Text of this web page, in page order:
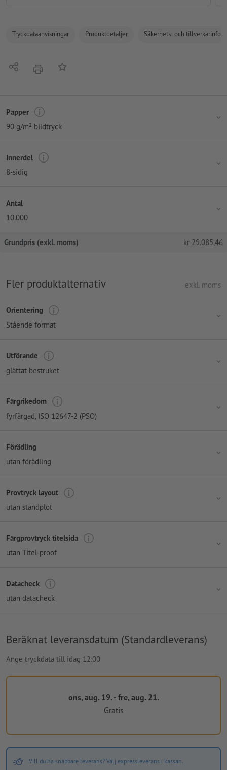
Tryckdataanvisningar Produktdetaljer Säkerhets- och
Dela erbjudandePå anteckningslistan
Papper
90 g/m² bildtryck
Innerdel
8-sidig
Antal
10.000
Grundpris (exkl. moms) kr 29.085,46
Fler produktalternativ exkl. moms
Orientering
Stående format
Utförande
glättat bestruket
Färgrikedom
fyrfärgad, ISO 12647-2 (PSO)
Förädling
utan förädling
Provtryck layout
utan standplot
Färgprovtryck titelsida
utan Titel-proof
Datacheck
utan datacheck
Beräknat leveransdatum (Standardleverans)
Ange tryckdata till idag 12:00
ons, aug. 19. - fre, aug. 21.
Gratis
Vill du ha snabbare leverans? Välj expressleverans i kassan.